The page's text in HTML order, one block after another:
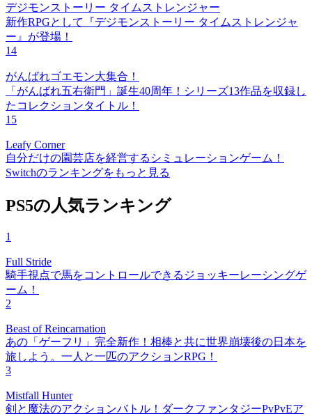
デジモンストーリー タイムストレンジャー
新作RPGとして『デジモンストーリー タイムストレンジャ
ー』が登場！
14
がんばれゴエモン大集合！
「がんばれ五右衛門」誕生40周年！シリーズ13作品を収録し
たコレクションタイトル！
15
Leafy Corner
自分だけの園芸店を経営するシミュレーションゲーム！
Switchのランキングをもっと見る
PS5の人気ランキング
1
Full Stride
騎手視点で馬をコントロールできるジョッキーレーシングゲ
ーム！
2
Beast of Reincarnation
あの「ゲーフリ」完全新作！相棒と共に世界崩壊後の日本を
旅しよう。一人と一匹のアクションRPG！
3
Mistfall Hunter
剣と魔法のアクションバトル！ダークファンタジーPvPvEア